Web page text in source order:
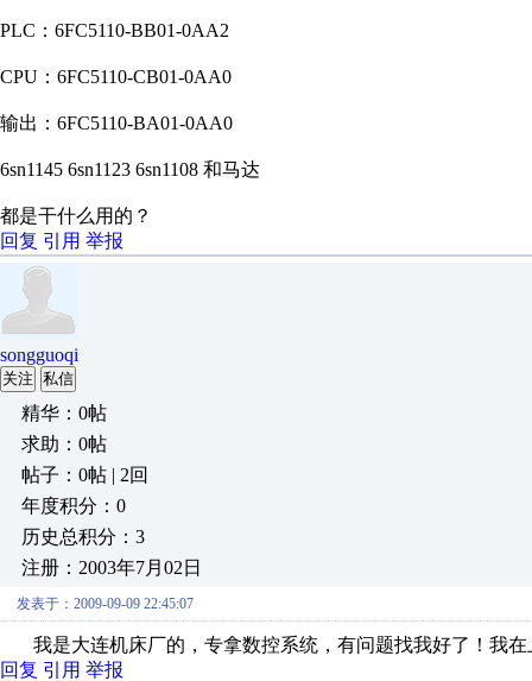
PLC：6FC5110-BB01-0AA2
CPU：6FC5110-CB01-0AA0
输出：6FC5110-BA01-0AA0
6sn1145 6sn1123 6sn1108 和马达
都是干什么用的？
回复 引用 举报
songguoqi
关注 私信
精华：0帖
求助：0帖
帖子：0帖 | 2回
年度积分：0
历史总积分：3
注册：2003年7月02日
发表于：2009-09-09 22:45:07
我是大连机床厂的，专拿数控系统，有问题找我好了！我在
回复 引用 举报